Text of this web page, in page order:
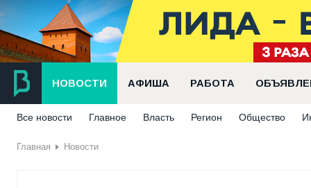
НОВОСТИ АФИША РАБОТА
Все новости Главное Власть Регион Общество
Главная Новости